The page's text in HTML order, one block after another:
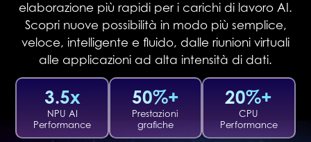
elaborazione più rapidi per i carichi di lavoro AI.
Scopri nuove possibilità in modo più semplice,
veloce, intelligente e fluido, dalle riunioni virtuali
alle applicazioni ad alta intensità di dati.
3.5x
NPU AI
Performance
50%+
Prestazioni
grafiche
20%+
CPU
Performance